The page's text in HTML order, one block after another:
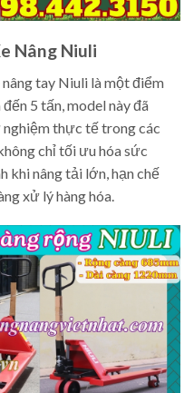
Nâng Niuli
tay Niuli là một điểm
5 tấn, model này đã
thực tế trong các
chỉ tối ưu hóa sức
khi nâng tải lớn, hạn chế
xử lý hàng hóa.